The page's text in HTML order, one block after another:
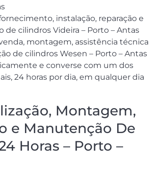
instalação, reparação e
de cilindros Videira – Porto – Antas
montagem, assistência técnica
de cilindros Wesen – Porto – Antas
e converse com um dos
24 horas por dia, em qualquer dia
Montagem,
e Manutenção De
Horas – Porto –